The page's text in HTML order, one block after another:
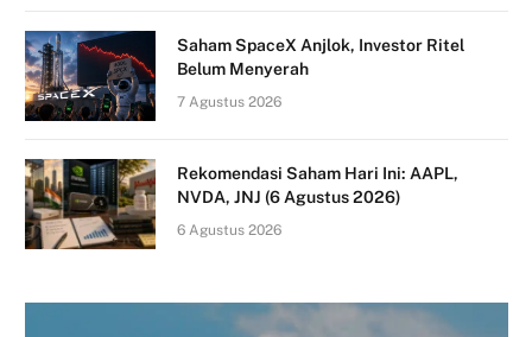
Saham SpaceX Anjlok, Investor Ritel
Belum Menyerah
7 Agustus 2026
Rekomendasi Saham Hari Ini: AAPL,
NVDA, JNJ (6 Agustus 2026)
6 Agustus 2026